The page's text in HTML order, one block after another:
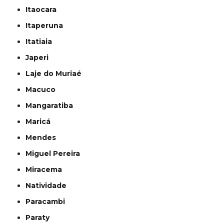
Itaocara
Itaperuna
Itatiaia
Japeri
Laje do Muriaé
Macuco
Mangaratiba
Maricá
Mendes
Miguel Pereira
Miracema
Natividade
Paracambi
Paraty